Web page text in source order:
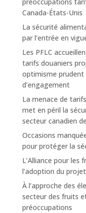
Canada-États-Unis
La sécurité
par l’entrée en
Les PFLC
tarifs douaniers
optimisme prudent
d’engagement
La menace de
met en péril la
secteur canadien
Occasions
pour protéger la
L’Alliance pour les
l’adoption du
À l’approche des
secteur des fruits
préoccupations